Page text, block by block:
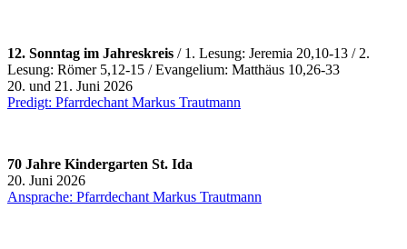
12. Sonntag im Jahreskreis / 1. Lesung: Jeremia 20,10-13 / 2.
Lesung: Römer 5,12-15 / Evangelium: Matthäus 10,26-33
20. und 21. Juni 2026
Predigt: Pfarrdechant Markus Trautmann
70 Jahre Kindergarten St. Ida
20. Juni 2026
Ansprache: Pfarrdechant Markus Trautmann